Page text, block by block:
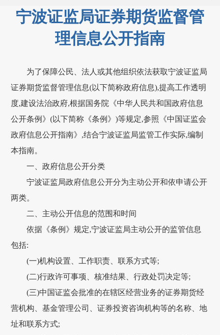
宁波证监局证券期货监督管
理信息公开指南
为了保障公民、法人或其他组织依法获取宁波证监局
证券期货监督管理信息(以下简称政府信息),提高工作透明
度,建设法治政府,根据国务院《中华人民共和国政府信息
公开条例》(以下简称《条例》)等规定,参照《中国证监会
政府信息公开指南》,结合宁波证监局监管工作实际,编制
本指南。
一、政府信息公开分类
宁波证监局政府信息公开分为主动公开和依申请公开
两类。
二、主动公开信息的范围和时间
依据《条例》规定,宁波证监局主动公开的监管信息
包括:
(一)机构设置、工作职责、联系方式等;
(二)行政许可事项、核准结果、行政处罚决定等;
(三)中国证监会批准的在辖区经营业务的证券期货经
营机构、基金管理公司、证券投资咨询机构等的名称、地
址和联系方式;